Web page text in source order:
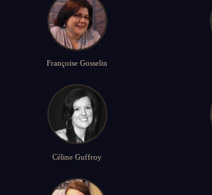
Françoise Gosselin
Céline Guffroy